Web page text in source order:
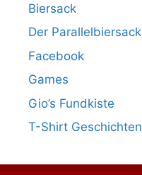
Biersack
Der Parallelbiersack
Facebook
Games
Gio’s Fundkiste
T-Shirt Geschichten